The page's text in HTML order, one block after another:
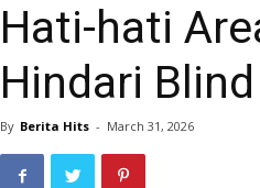
Hati-hati
Hindari
By Berita Hits - March 31, 2026